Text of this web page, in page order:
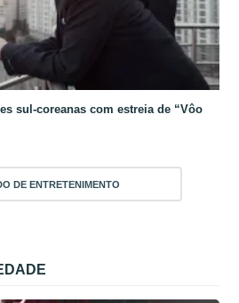
sul-coreanas com estreia de “Vôo
DE ENTRETENIMENTO